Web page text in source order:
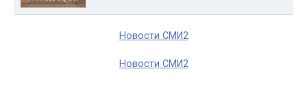
Новости СМИ2
Новости СМИ2